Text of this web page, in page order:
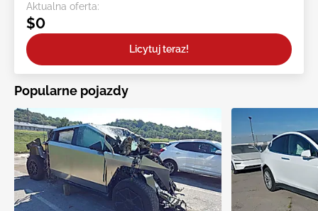
Aktualna oferta:
$0
Licytuj teraz!
Popularne pojazdy